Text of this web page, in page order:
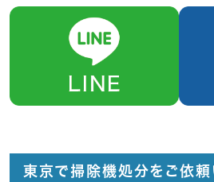
東京で掃除機処分をご依頼